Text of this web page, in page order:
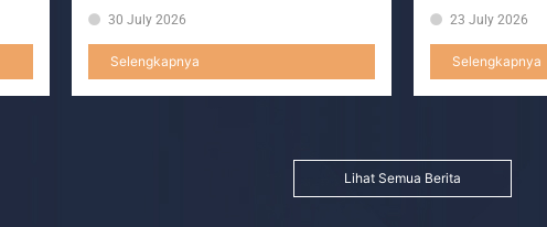
30 July 2026
Selengkapnya
23 July 2026
Selengkapnya
Lihat Semua Berita